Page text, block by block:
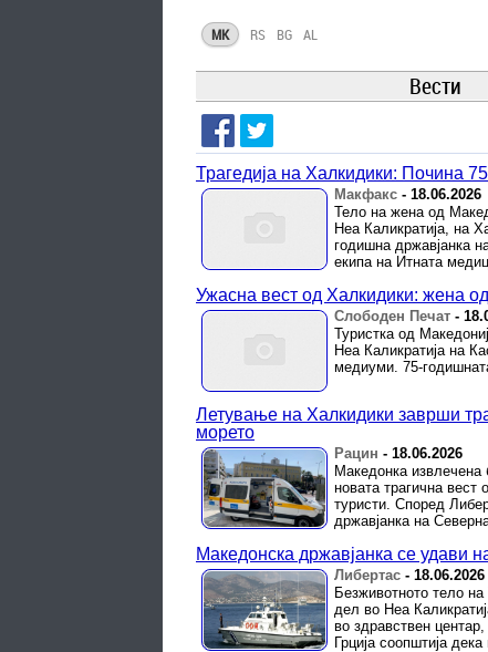
MK RS BG AL
Вести
Трагедија на Халкидики: Почина
Макфакс - 18.06.2026
Тело на жена од
Неа Каликратија, на
годишна државјанка
екипа на Итната
Ужасна вест од Халкидики: жена
Слободен Печат -
Туристка од
Неа Каликратија на
медиуми. 75-
Летување на Халкидики заврши
морето
Рацин - 18.06.2026
Македонка извлечена
новата трагична вест
туристи. Според
државјанка на
Македонска државјанка се удави
Либертас - 18.06.2026
Безживотното тело
дел во Неа
во здравствен
Грција соопштија